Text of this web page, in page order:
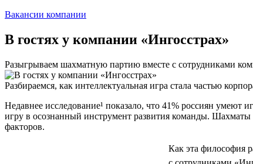
Вакансии компании
В гостях у компании «Ингосстрах»
Разыгрываем шахматную партию вместе с сотрудниками
Разбираемся, как интеллектуальная игра стала частью
Недавнее исследование¹ показало, что 41% россиян
игру в осознанный инструмент развития команды. Шахматы
факторов.
Как эта философия